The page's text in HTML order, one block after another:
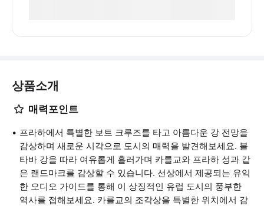
상품소개
매력포인트
프라하에서 특별한 보트 크루즈를 타고 아름다운 강 전망을
감상하며 새로운 시각으로 도시의 매력을 발견해보세요. 블
타바 강을 따라 여유롭게 흘러가며 카를교와 프라하 성과 같
은 랜드마크를 감상할 수 있습니다. 선상에서 제공되는 유익
한 오디오 가이드를 통해 이 상징적인 유럽 도시의 풍부한
역사를 접해보세요. 카를교의 조각상을 특별한 위치에서 감